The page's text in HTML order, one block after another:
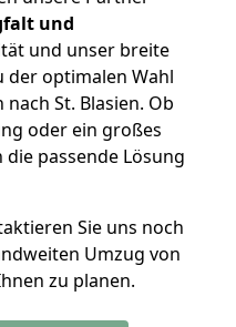
und
und unser breite
der optimalen Wahl
St. Blasien. Ob
oder ein großes
passende Lösung
Sie uns noch
Umzug von
zu planen.